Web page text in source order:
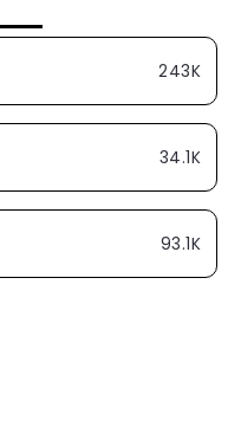
243K
34.1K
93.1K